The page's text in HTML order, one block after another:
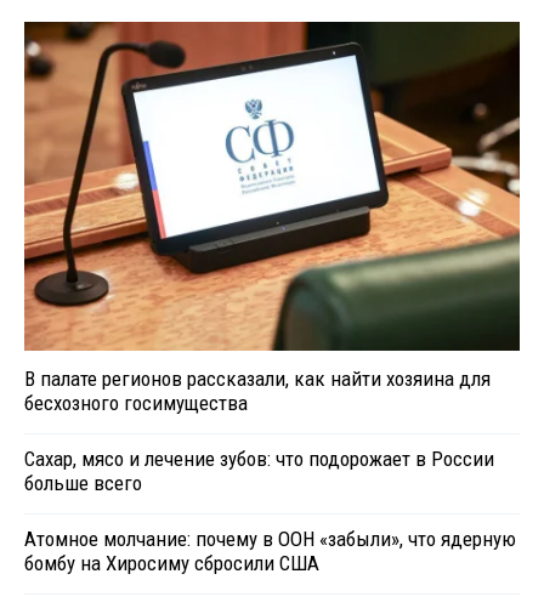
В палате регионов рассказали, как найти хозяина для
бесхозного госимущества
Сахар, мясо и лечение зубов: что подорожает в России
больше всего
Атомное молчание: почему в ООН «забыли», что ядерную
бомбу на Хиросиму сбросили США